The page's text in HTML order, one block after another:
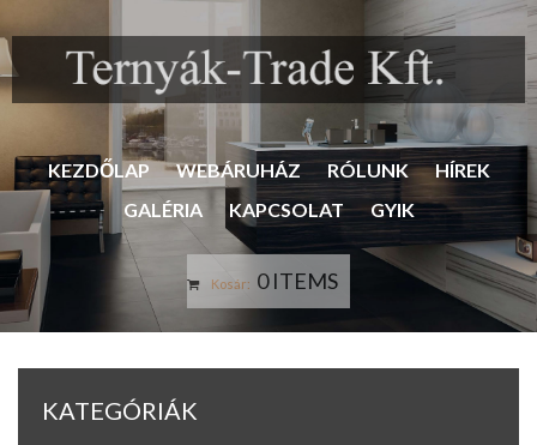
KEZDŐLAP WEBÁRUHÁZ RÓLUNK
HÍREK
GALÉRIA
KAPCSOLAT GYIK
Kosár: 0 ITEMS
KATEGÓRIÁK